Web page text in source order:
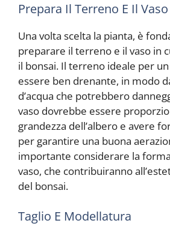
Prepara Il Terreno E Il Vaso
Una volta scelta la pianta, è
preparare il terreno e il vaso in
il bonsai. Il terreno ideale per
essere ben drenante, in modo
d’acqua che potrebbero
vaso dovrebbe essere
grandezza dell’albero e avere
per garantire una buona
importante considerare la
vaso, che contribuiranno
del bonsai.
Taglio E Modellatura